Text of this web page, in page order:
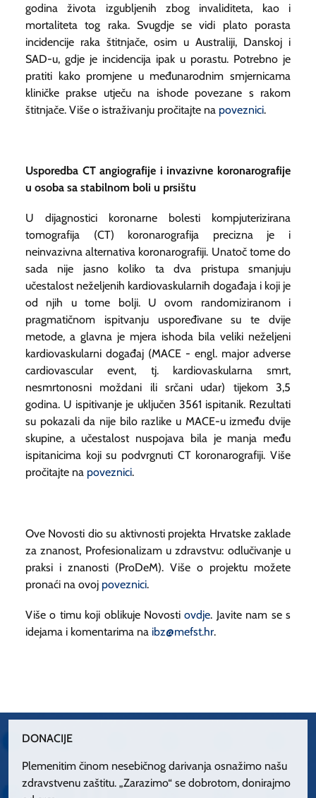
godina života izgubljenih zbog invaliditeta, kao i
mortaliteta tog raka. Svugdje se vidi plato porasta
incidencije raka štitnjače, osim u Australiji, Danskoj i
SAD-u, gdje je incidencija ipak u porastu. Potrebno je
pratiti kako promjene u međunarodnim smjernicama
kliničke prakse utječu na ishode povezane s rakom
štitnjače. Više o istraživanju pročitajte na poveznici.
Usporedba CT angiografije i invazivne koronarografije
u osoba sa stabilnom boli u prsištu
U dijagnostici koronarne bolesti kompjuterizirana
tomografija (CT) koronarografija precizna je i
neinvazivna alternativa koronarografiji. Unatoč tome do
sada nije jasno koliko ta dva pristupa smanjuju
učestalost neželjenih kardiovaskularnih događaja i koji je
od njih u tome bolji. U ovom randomiziranom i
pragmatičnom ispitvanju uspoređivane su te dvije
metode, a glavna je mjera ishoda bila veliki neželjeni
kardiovaskularni događaj (MACE - engl. major adverse
cardiovascular event, tj. kardiovaskularna smrt,
nesmrtonosni moždani ili srčani udar) tijekom 3,5
godina. U ispitivanje je uključen 3561 ispitanik. Rezultati
su pokazali da nije bilo razlike u MACE-u između dvije
skupine, a učestalost nuspojava bila je manja među
ispitanicima koji su podvrgnuti CT koronarografiji. Više
pročitajte na poveznici.
Ove Novosti dio su aktivnosti projekta Hrvatske zaklade
za znanost, Profesionalizam u zdravstvu: odlučivanje u
praksi i znanosti (ProDeM). Više o projektu možete
pronaći na ovoj poveznici.
Više o timu koji oblikuje Novostiovdje. Javite nam se s
idejama i komentarima na ibz@mefst.hr.
DONACIJE
Plemenitim činom nesebičnog darivanja osnažimo našu
zdravstvenu zaštitu. „Zarazimo“ se dobrotom, donirajmo